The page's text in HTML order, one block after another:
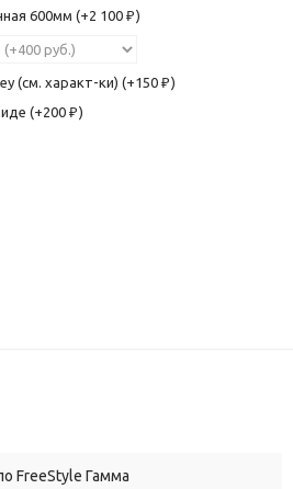
600мм (+2 100 ₽ )
(см. характ-ки) (+150 ₽ )
(+200 ₽ )
FreeStyle Гамма